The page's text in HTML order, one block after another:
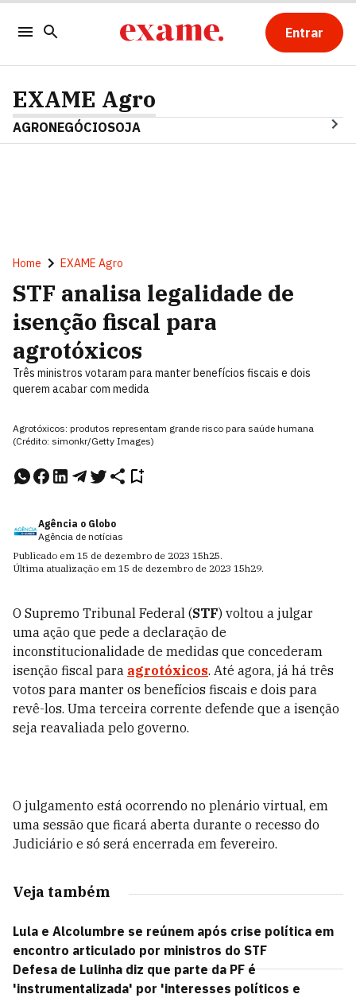
Entrar
EXAME Agro
AGRONEGÓCIOSOJA
Home EXAME Agro
STF analisa legalidade de
isenção fiscal para
agrotóxicos
Três ministros votaram para manter benefícios fiscais e dois
querem acabar com medida
Agrotóxicos: produtos representam grande risco para saúde humana
(Crédito: simonkr/Getty Images)
Agência o Globo
Agência de notícias
Publicado em 15 de dezembro de 2023 15h25.
Última atualização em 15 de dezembro de 2023 15h29.
O Supremo Tribunal Federal (STF) voltou a julgar
uma ação que pede a declaração de
inconstitucionalidade de medidas que concederam
isenção fiscal para agrotóxicos. Até agora, já há três
votos para manter os benefícios fiscais e dois para
revê-los. Uma terceira corrente defende que a isenção
seja reavaliada pelo governo.
O julgamento está ocorrendo no plenário virtual, em
uma sessão que ficará aberta durante o recesso do
Judiciário e só será encerrada em fevereiro.
Veja também
Lula e Alcolumbre se reúnem após crise política em
encontro articulado por ministros do STF
Defesa de Lulinha diz que parte da PF é
'instrumentalizada' por 'interesses políticos e